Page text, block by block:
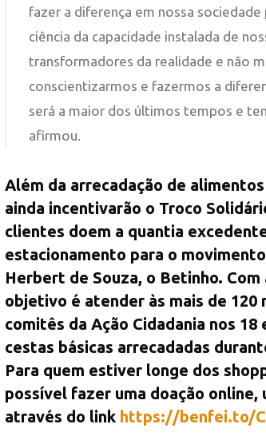
fazer a diferença em nossa
ciência da capacidade instalada de
transformadores da realidade e não
conscientizarmos e fazermos a
será a maior dos últimos tempos e
afirmou.
Além da arrecadação de
ainda incentivarão o Troco
clientes doem a quantia
estacionamento para o
Herbert de Souza, o Betinho.
objetivo é atender às mais de 120
comitês da Ação Cidadania nos
cestas básicas arrecadadas
Para quem estiver longe dos
possível fazer uma doação
através do link https://benfei.to/